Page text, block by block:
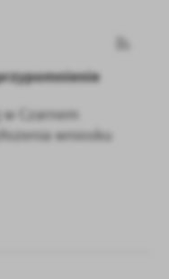
w Czarnem
wniosku